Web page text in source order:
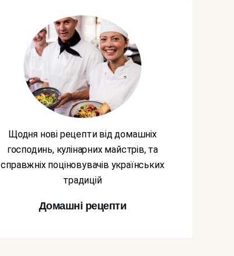
Щодня нові рецепти від домашніх
господинь, кулінарних майстрів, та
справжніх поціновувачів українських
традицій
Домашні рецепти